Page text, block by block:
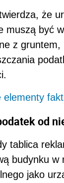
że
muszą być
z gruntem,
elementy
od
tablica
budynku w
jako